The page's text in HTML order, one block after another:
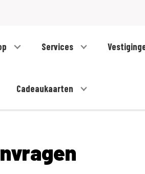
Services
Cadeaukaarten